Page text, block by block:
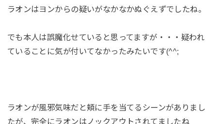
ラオンはヨンからの疑いがなかなかぬぐえずでしたね。
でも本人は誤魔化せていると思ってますが・・・疑われ
ていることに気が付いてなかったみたいです(^^;
ラオンが風邪気味だと頬に手を当てるシーンがありまし
たが、完全にラオンはノックアウトされてましたね